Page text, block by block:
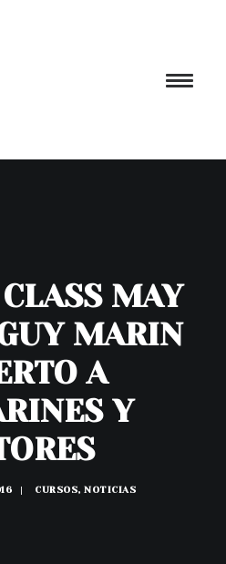
MAY
MARIN
A
Y
| CURSOS,NOTICIAS